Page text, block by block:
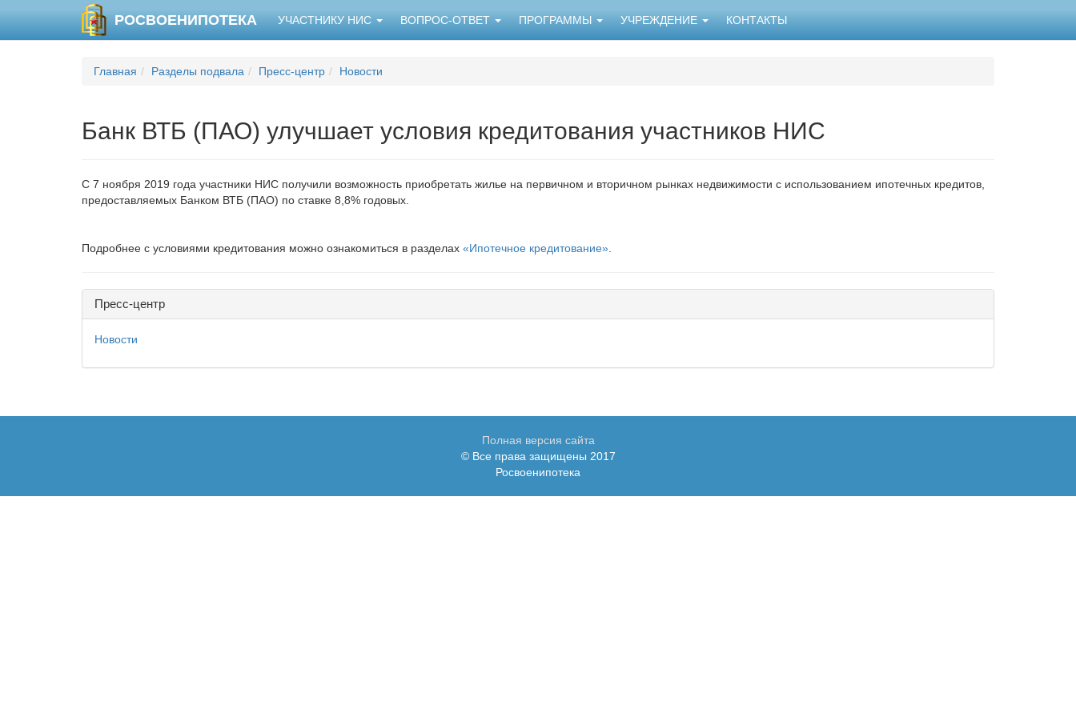
РОСВОЕНИПОТЕКА УЧАСТНИКУ НИС ВОПРОС-ОТВЕТ ПРОГРАММЫ УЧРЕЖДЕНИЕ КОНТАКТЫ
Главная Разделы подвала Пресс-центр Новости
Банк ВТБ (ПАО) улучшает условия кредитования участников НИС
С 7 ноября 2019 года участники НИС получили возможность приобретать жилье на первичном и вторичном рынках недвижимости с использованием ипотечных кредитов,
предоставляемых Банком ВТБ (ПАО) по ставке 8,8% годовых.
Подробнее с условиями кредитования можно ознакомиться в разделах «Ипотечное кредитование»
Пресс-центр
Новости
Полная версия сайта
© Все права защищены 2017
Росвоенипотека